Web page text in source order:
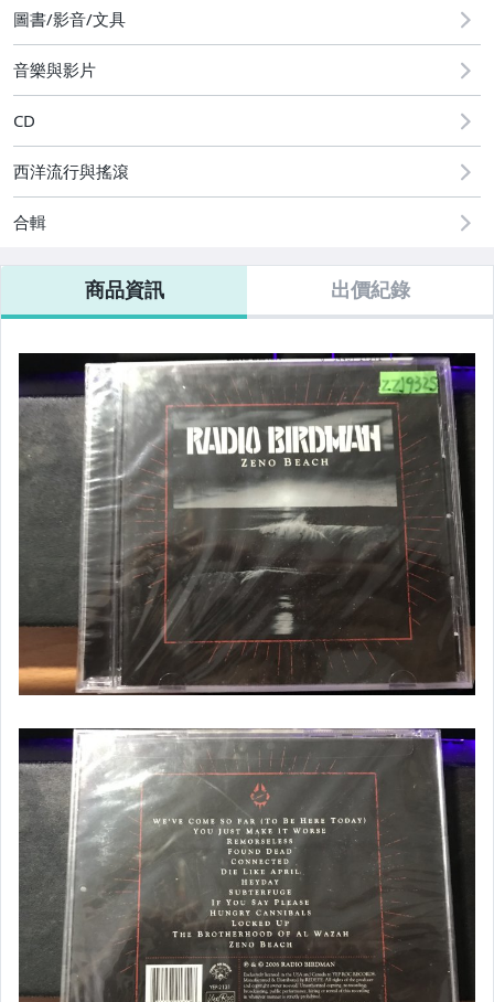
圖書/影音/文具
音樂與影片
CD
西洋流行與搖滾
合輯
商品資訊 出價紀錄